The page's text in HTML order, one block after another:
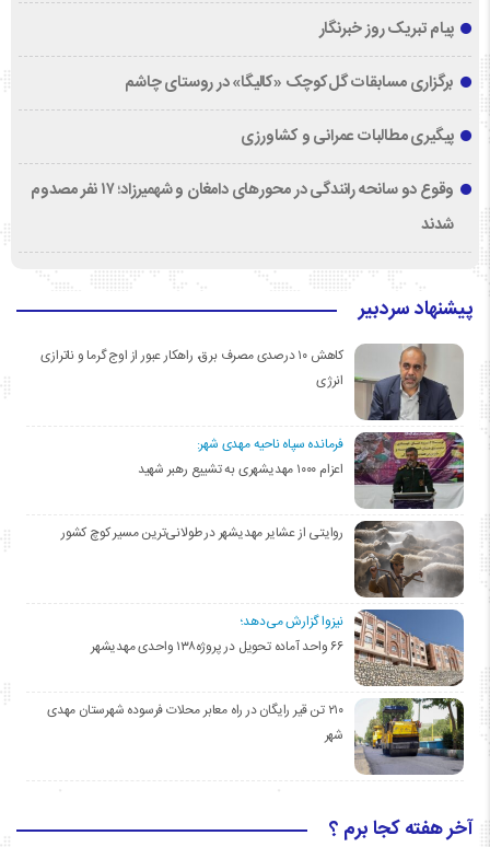
پیام تبریک روز خبرنگار
برگزاری مسابقات گل‌کوچک «کالیگا» در روستای چاشم
پیگیری مطالبات عمرانی و کشاورزی
وقوع دو سانحه رانندگی در محورهای دامغان و شهمیرزاد؛ ۱۷ نفر مصدوم
شدند
پیشنهاد سردبیر
کاهش ۱۰ درصدی مصرف برق، راهکار عبور از اوج گرما و ناترازی
انرژی
فرمانده سپاه ناحیه مهدی شهر:
اعزام ۱۰۰۰ مهدیشهری به تشییع رهبر شهید
روایتی از عشایر مهدیشهر در طولانی‌ترین مسیر کوچ کشور
نیزوا گزارش می‌دهد؛
۶۶ واحد آماده تحویل در پروژه۱۳۸ واحدی مهدیشهر
۲۱۰ تن قیر رایگان در راه معابر محلات فرسوده شهرستان مهدی
شهر
آخر هفته کجا برم ؟